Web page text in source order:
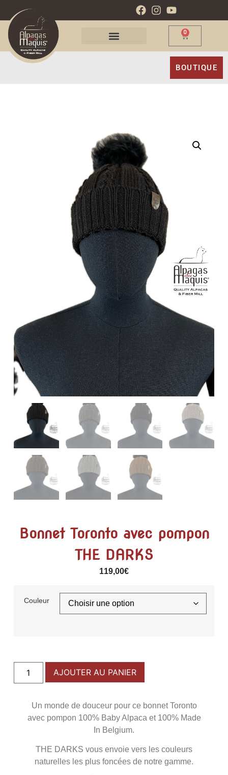
0
BOUTIQUE
Bonnet Toronto avec pompon
THE DARKS
119,00€
Couleur
AJOUTER AU PANIER
Un monde de douceur pour ce bonnet Toronto
avec pompon 100% Baby Alpaca et 100% Made
In Belgium.
THE DARKS vous envoie vers les couleurs
naturelles les plus foncées de notre gamme.